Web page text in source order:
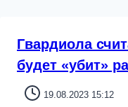
Гвардиола
будет «убит»
19.08.2023 15:12